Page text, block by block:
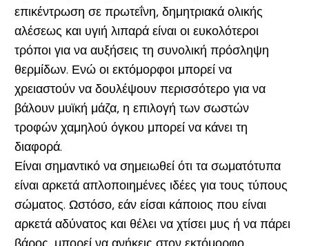
επικέντρωση σε πρωτεΐνη, δημητριακά ολικής
αλέσεως και υγιή λιπαρά είναι οι ευκολότεροι
τρόποι για να αυξήσεις τη συνολική πρόσληψη
θερμίδων. Ενώ οι εκτόμορφοι μπορεί να
χρειαστούν να δουλέψουν περισσότερο για να
βάλουν μυϊκή μάζα, η επιλογή των σωστών
τροφών χαμηλού όγκου μπορεί να κάνει τη
διαφορά.
Είναι σημαντικό να σημειωθεί ότι τα σωματότυπα
είναι αρκετά απλοποιημένες ιδέες για τους τύπους
σώματος. Ωστόσο, εάν είσαι κάποιος που είναι
αρκετά αδύνατος και θέλει να χτίσει μυς ή να πάρει
βάρος, μπορεί να ανήκεις στον εκτόμορφο